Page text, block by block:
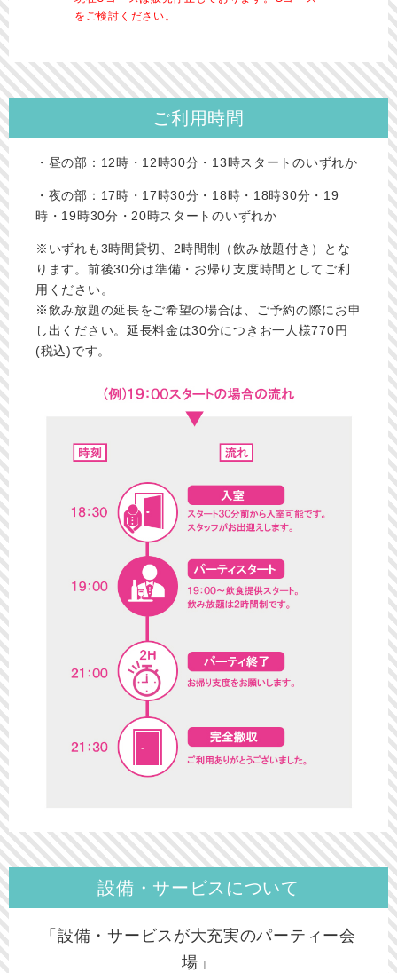
をご検討ください。
ご利用時間
・昼の部：12時・12時30分・13時スタートのいずれか
・夜の部：17時・17時30分・18時・18時30分・19
時・19時30分・20時スタートのいずれか
※いずれも3時間貸切、2時間制（飲み放題付き）とな
ります。前後30分は準備・お帰り支度時間としてご利
用ください。
※飲み放題の延長をご希望の場合は、ご予約の際にお申
し出ください。延長料金は30分につきお一人様770円
(税込)です。
設備・サービスについて
「設備・サービスが大充実のパーティー会
場」